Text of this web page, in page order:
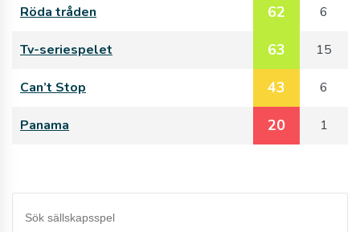
Röda tråden 62 6
Tv-seriespelet 63 15
Can’t Stop 43 6
Panama 20 1